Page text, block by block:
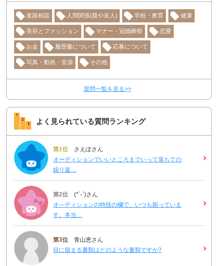
進路相談 人間関係(親や友人) 学校・教育 健康
美容とファッション マナー・冠婚葬祭 恋愛
お金 履歴書について 応募について
写真・動画・音源 その他
質問一覧を見る>>
よく見られている質問ランキング
第1位 さえぽさん
オーディションでいいところまでいって落ちての
繰り返…
第2位 (*´-`)さん
オ―ディションの特技の欄で、いつも困っていま
す。本当…
第3位 青山恵さん
目に留まる書類はどのような書類ですか?